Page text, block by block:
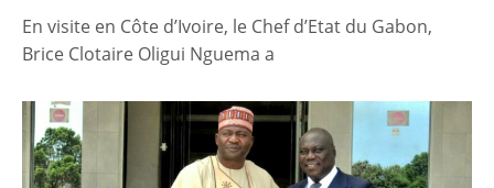
En visite en Côte d’Ivoire, le Chef d’Etat du Gabon,
Brice Clotaire Oligui Nguema a